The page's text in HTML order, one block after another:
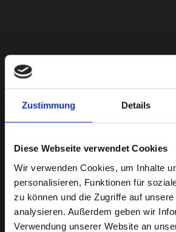
Zustimmung Details
Diese Webseite verwendet Cookies
Wir verwenden Cookies, um Inhalte
personalisieren, Funktionen für
zu können und die Zugriffe auf
analysieren. Außerdem geben wir
Verwendung unserer Website an